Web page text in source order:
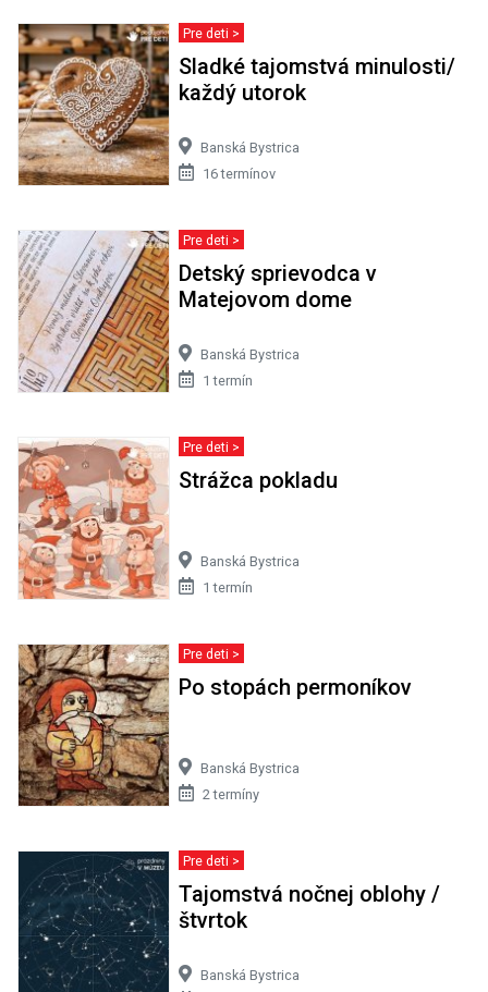
Pre deti >
Sladké tajomstvá minulosti/
každý utorok
Banská Bystrica
16 termínov
Pre deti >
Detský sprievodca v
Matejovom dome
Banská Bystrica
1 termín
Pre deti >
Strážca pokladu
Banská Bystrica
1 termín
Pre deti >
Po stopách permoníkov
Banská Bystrica
2 termíny
Pre deti >
Tajomstvá nočnej oblohy /
štvrtok
Banská Bystrica